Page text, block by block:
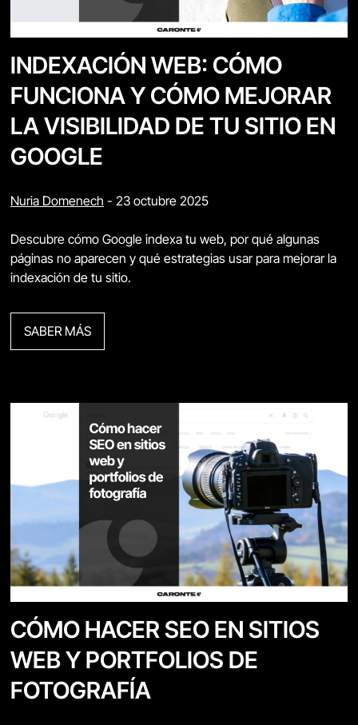
INDEXACIÓN WEB: CÓMO
FUNCIONA Y CÓMO MEJORAR
LA VISIBILIDAD DE TU SITIO EN
GOOGLE
Nuria Domenech - 23 octubre 2025
Descubre cómo Google indexa tu web, por qué algunas
páginas no aparecen y qué estrategias usar para mejorar la
indexación de tu sitio.
SABER MÁS
CÓMO HACER SEO EN SITIOS
WEB Y PORTFOLIOS DE
FOTOGRAFÍA